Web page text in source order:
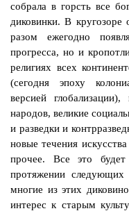
собрала в горсть все
диковинки. В
разом ежегодно
прогресса, но и
религиях всех
(сегодня эпоху
версией
народов, великие
и разведки и
новые течения
прочее. Все это будет
протяжении
многие из этих
интерес к старым